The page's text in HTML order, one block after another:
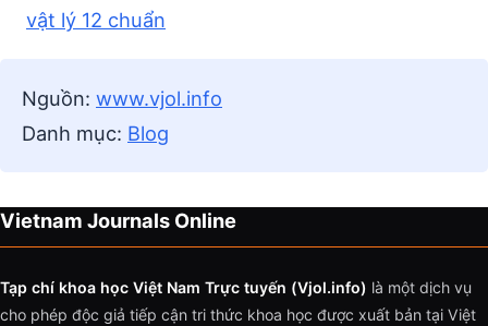
vật lý 12 chuẩn
Nguồn: www.vjol.info
Danh mục: Blog
Vietnam Journals Online
Tạp chí khoa học Việt Nam Trực tuyến (Vjol.info) là một dịch vụ
cho phép độc giả tiếp cận tri thức khoa học được xuất bản tại Việt